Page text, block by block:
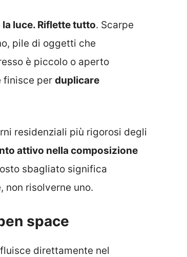
luce. Riflette tutto. Scarpe
pile di oggetti che
è piccolo o aperto
finisce per duplicare
residenziali più rigorosi degli
attivo nella composizione
sbagliato significa
non risolverne uno.
space
direttamente nel